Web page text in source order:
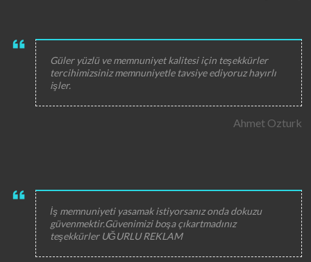
Güler yüzlü ve memnuniyet kalitesi için teşekkürler
tercihimizsiniz memnuniyetle tavsiye ediyoruz hayırlı
işler.
Ahmet Ozturk
İş memnuniyeti yasamak istiyorsanız onda dokuzu
güvenmektir.Güvenimizi boşa çıkartmadınız
teşekkürler UĞURLU REKLAM